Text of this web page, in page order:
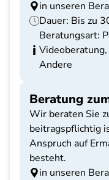
in unseren
Dauer: Bis zu
Beratungsart:
Andere
Beratung
Wir beraten Sie
beitragspflichtig
Anspruch auf
besteht.
in unseren